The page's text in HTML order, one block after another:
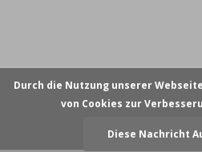
Durch die Nutzung unserer
von Cookies zur
Diese Nachricht